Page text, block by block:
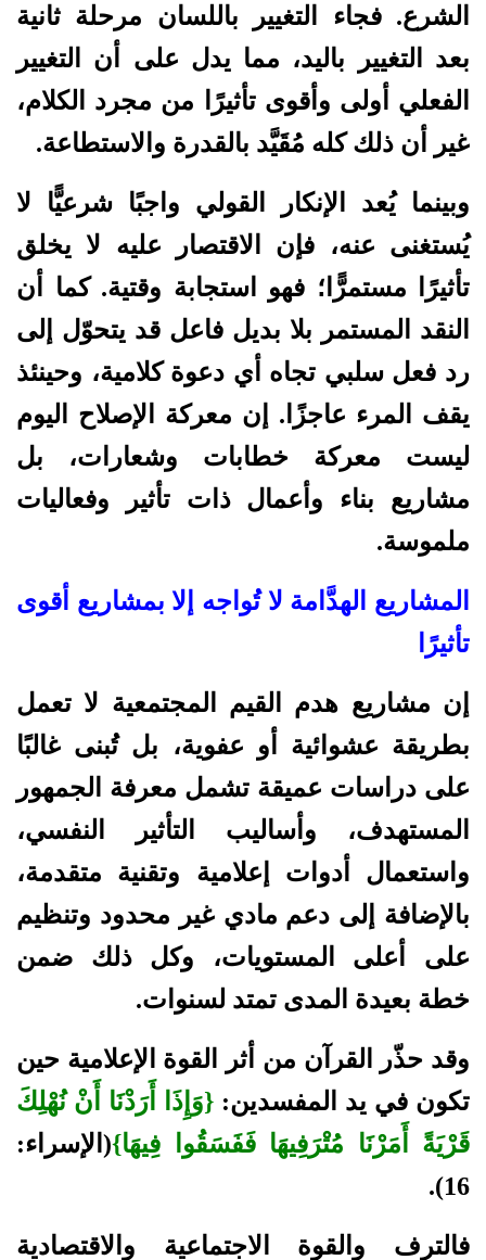
الشرع. فجاء التغيير باللسان مرحلة ثانية
بعد التغيير باليد، مما يدل على أن التغيير
الفعلي أولى وأقوى تأثيرًا من مجرد الكلام،
غير أن ذلك كله مُقَيَّد بالقدرة والاستطاعة.
وبينما يُعد الإنكار القولي واجبًا شرعيًّا لا
يُستغنى عنه، فإن الاقتصار عليه لا يخلق
تأثيرًا مستمرًّا؛ فهو استجابة وقتية. كما أن
النقد المستمر بلا بديل فاعل قد يتحوّل إلى
رد فعل سلبي تجاه أي دعوة كلامية، وحينئذ
يقف المرء عاجزًا. إن معركة الإصلاح اليوم
ليست معركة خطابات وشعارات، بل
مشاريع بناء وأعمال ذات تأثير وفعاليات
ملموسة.
المشاريع الهدَّامة لا تُواجه إلا بمشاريع أقوى
تأثيرًا
إن مشاريع هدم القيم المجتمعية لا تعمل
بطريقة عشوائية أو عفوية، بل تُبنى غالبًا
على دراسات عميقة تشمل معرفة الجمهور
المستهدف، وأساليب التأثير النفسي،
واستعمال أدوات إعلامية وتقنية متقدمة،
بالإضافة إلى دعم مادي غير محدود وتنظيم
على أعلى المستويات، وكل ذلك ضمن
خطة بعيدة المدى تمتد لسنوات.
وقد حذّر القرآن من أثر القوة الإعلامية حين
تكون في يد المفسدين: {وَإِذَا أَرَدْنَا أَنْ نُهْلِكَ
قَرْيَةً أَمَرْنَا مُتْرَفِيهَا فَفَسَقُوا فِيهَا}(الإسراء:
16).
فالترف والقوة الاجتماعية والاقتصادية